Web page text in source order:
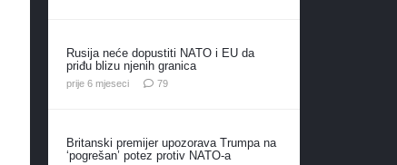
Rusija neće dopustiti NATO i EU da
priđu blizu njenih granica
prije 6 mjeseci 79komentara
Britanski premijer upozorava Trumpa na
‘pogrešan’ potez protiv NATO-a